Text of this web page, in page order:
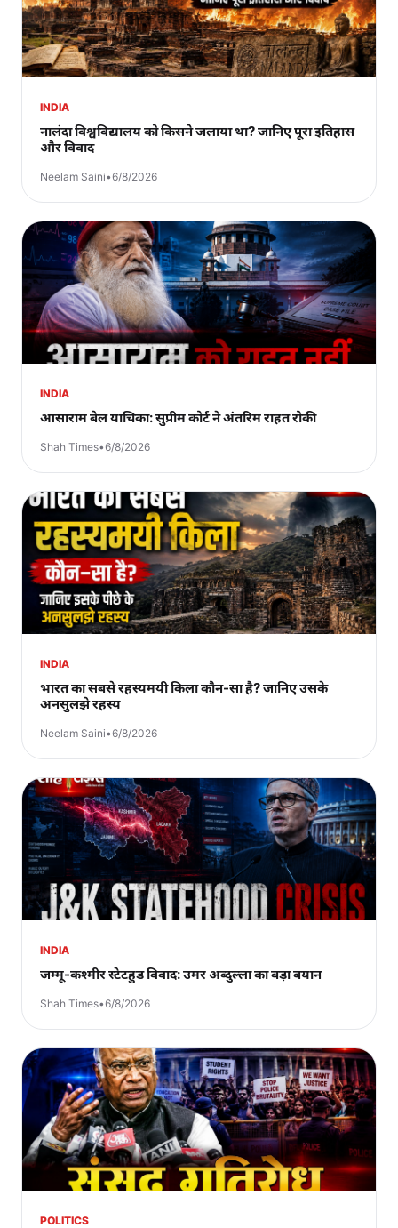
INDIA
नालंदा विश्वविद्यालय को किसने जलाया था? जानिए पूरा इतिहास
और विवाद
Neelam Saini•6/8/2026
INDIA
आसाराम बेल याचिका: सुप्रीम कोर्ट ने अंतरिम राहत रोकी
Shah Times•6/8/2026
INDIA
भारत का सबसे रहस्यमयी किला कौन-सा है? जानिए उसके
अनसुलझे रहस्य
Neelam Saini•6/8/2026
INDIA
जम्मू-कश्मीर स्टेटहुड विवाद: उमर अब्दुल्ला का बड़ा बयान
Shah Times•6/8/2026
POLITICS